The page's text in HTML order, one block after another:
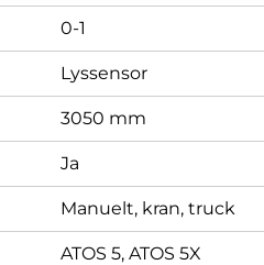
0-1
Lyssensor
3050 mm
Ja
Manuelt, kran, truck
ATOS 5, ATOS 5X